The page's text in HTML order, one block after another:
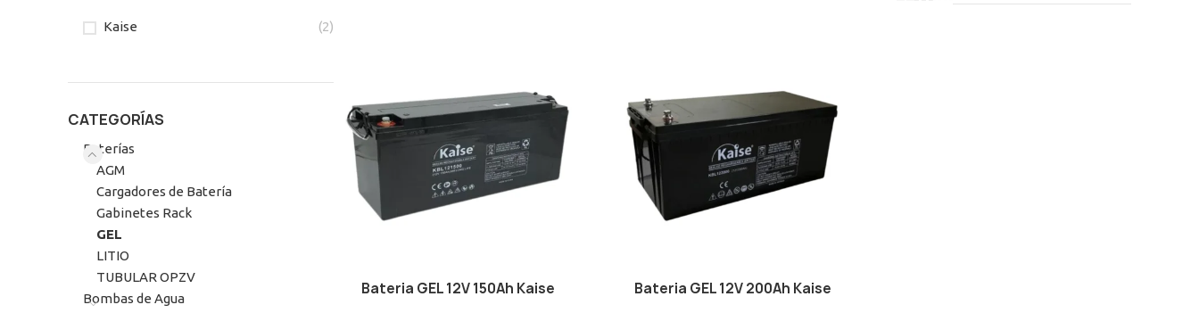
Kaise (2)
CATEGORÍAS
Baterías
AGM
Cargadores de Batería
Gabinetes Rack
GEL
LITIO
TUBULAR OPZV
Bombas de Agua
Bateria GEL 12V 150Ah Kaise Bateria GEL 12V 200Ah Kaise